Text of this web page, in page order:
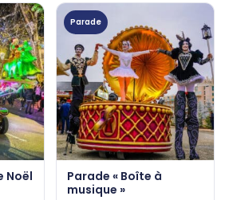
Noël
Parade
Parade « Boîte à
musique »